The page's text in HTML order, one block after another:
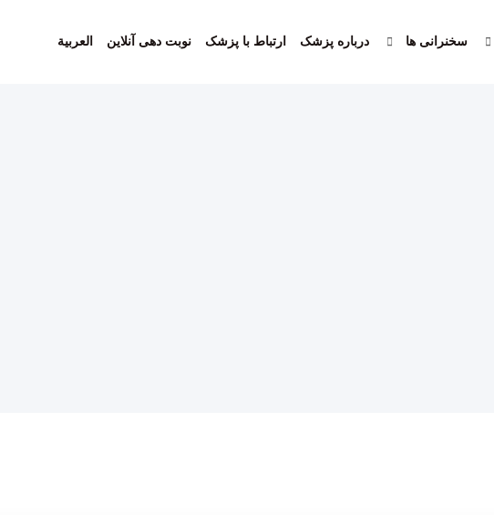
سخنرانی ها درباره پزشک ارتباط با پزشک نوبت دهی آنلاین العربية